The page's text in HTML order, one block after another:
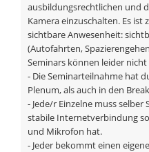
ausbildungsrechtlichen und
Kamera einzuschalten. Es
sichtbare Anwesenheit:
(Autofahrten,
Seminars können leider
- Die Seminarteilnahme hat
Plenum, als auch in den
- Jede/r Einzelne muss selber
stabile Internetverbindung
und Mikrofon hat.
- Jeder bekommt einen